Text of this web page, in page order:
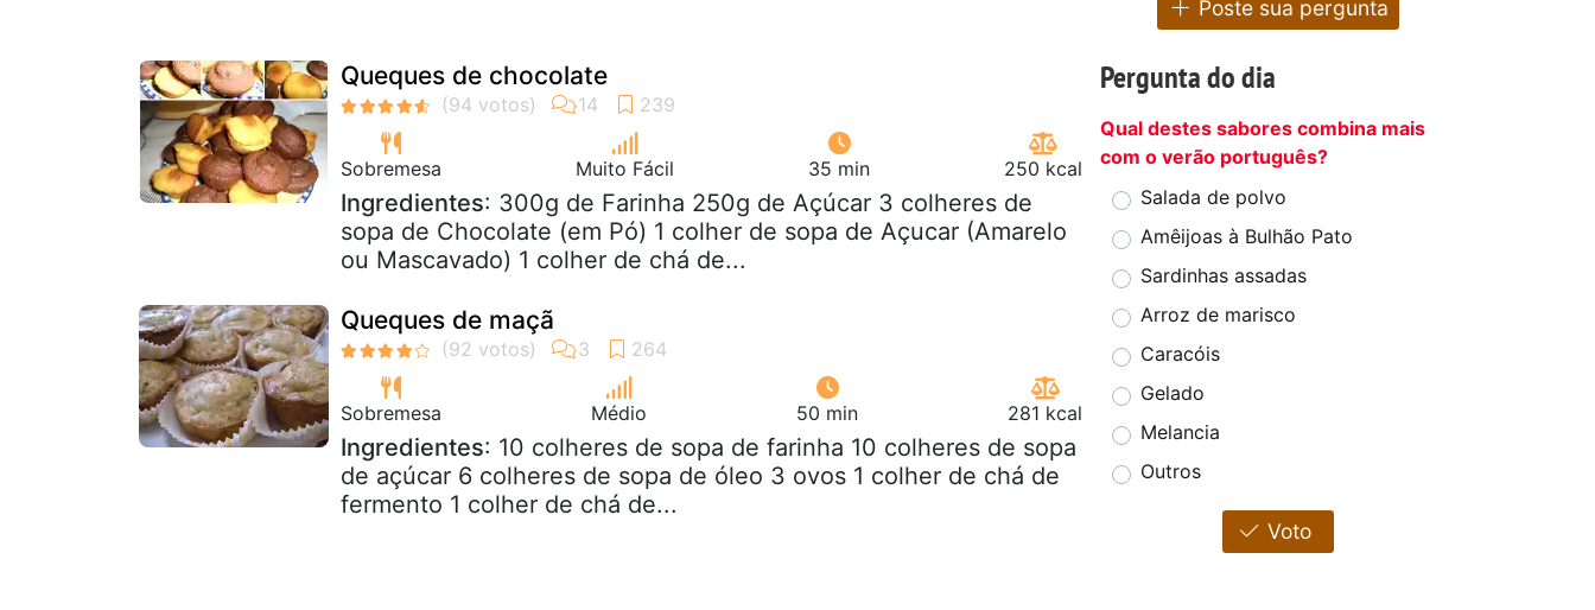
Queques de chocolate
Sobremesa Muito Fácil 35 min 250 kcal
Ingredientes: 300g de Farinha 250g de Açúcar 3 colheres de
sopa de Chocolate (em Pó) 1 colher de sopa de Açucar (Amarelo
ou Mascavado) 1 colher de chá de...
Queques de maçã
Sobremesa Médio 50 min 281 kcal
Ingredientes: 10 colheres de sopa de farinha 10 colheres de sopa
de açúcar 6 colheres de sopa de óleo 3 ovos 1 colher de chá de
fermento 1 colher de chá de...
Poste sua pergunta
Pergunta do dia
Qual destes sabores combina mais
com o verão português?
Salada de polvo
Amêijoas à Bulhão Pato
Sardinhas assadas
Arroz de marisco
Caracóis
Gelado
Melancia
Outros
Voto